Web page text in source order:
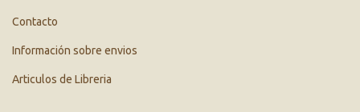
Contacto
Información sobre envios
Articulos de Libreria